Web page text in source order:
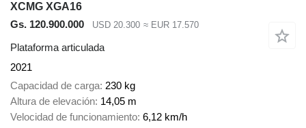
XCMG XGA16
Gs. 120.900.000
USD 20.300 ≈ EUR 17.570
Plataforma articulada
2021
Capacidad de carga 230 kg
Altura de elevación 14,05 m
Velocidad de funcionamiento 6,12 km/h